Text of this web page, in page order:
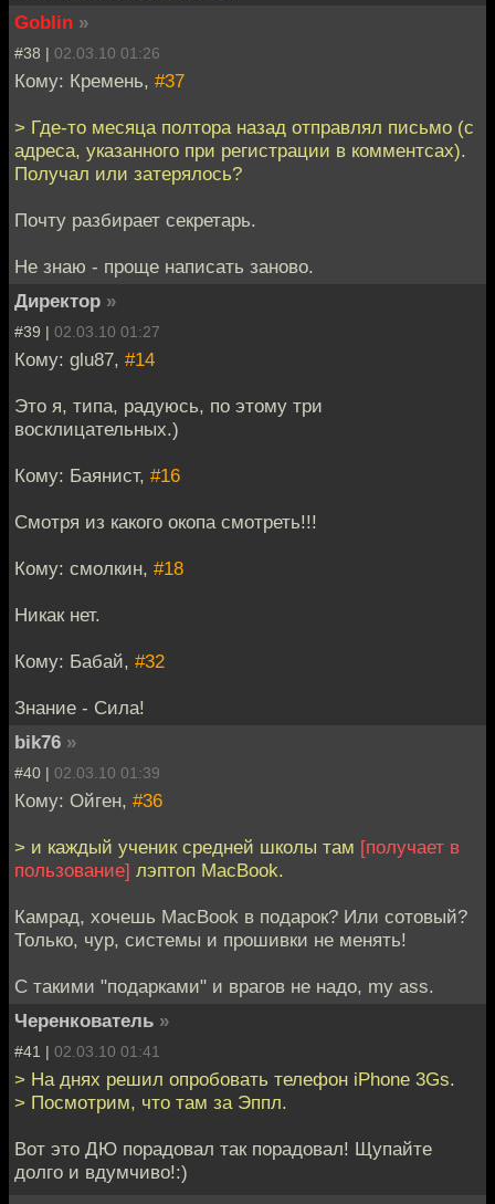
Goblin »
#38 | 02.03.10 01:26
Кому: Кремень, #37
> Где-то месяца полтора назад отправлял письмо (с
адреса, указанного при регистрации в комментсах).
Получал или затерялось?
Почту разбирает секретарь.
Не знаю - проще написать заново.
Директор »
#39 | 02.03.10 01:27
Кому: glu87, #14
Это я, типа, радуюсь, по этому три
восклицательных.)
Кому: Баянист, #16
Смотря из какого окопа смотреть!!!
Кому: смолкин, #18
Никак нет.
Кому: Бабай, #32
Знание - Сила!
bik76 »
#40 | 02.03.10 01:39
Кому: Ойген, #36
> и каждый ученик средней школы там [получает в
пользование] лэптоп MacBook.
Камрад, хочешь MacBook в подарок? Или сотовый?
Только, чур, системы и прошивки не менять!
С такими "подарками" и врагов не надо, my ass.
Черенкователь »
#41 | 02.03.10 01:41
> На днях решил опробовать телефон iPhone 3Gs.
> Посмотрим, что там за Эппл.
Вот это ДЮ порадовал так порадовал! Щупайте
долго и вдумчиво!:)